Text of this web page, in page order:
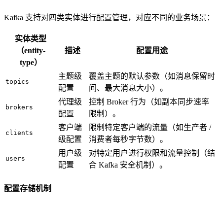
Kafka 支持对四类实体进行配置管理，对应不同的业务场景：
实体类型
（entity-
type）
描述 配置用途
topics
主题级
配置
覆盖主题的默认参数（如消息保留时
间、最大消息大小）。
brokers
代理级
配置
控制 Broker 行为（如副本同步速率
限制）。
clients
客户端
级配置
限制特定客户端的流量（如生产者 /
消费者每秒字节数）。
users
用户级
配置
对特定用户进行权限和流量控制（结
合 Kafka 安全机制）。
配置存储机制